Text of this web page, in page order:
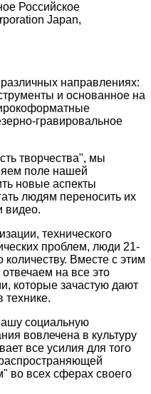
Российское
Japan,
направлениях:
и основанное на
гравировальное
творчества", мы
поле нашей
новые аспекты
людям переносить их
видео.
технического
проблем, люди 21-
количеству. Вместе с этим
на все это
которые зачастую дают
социальную
вовлечена в культуру
все усилия для того
во всех сферах своего